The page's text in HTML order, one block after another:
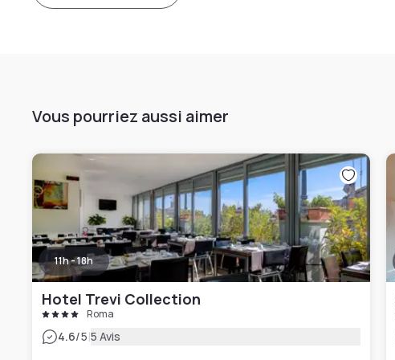
Vous pourriez aussi aimer
11h - 18h
Hotel Trevi Collection
Roma
4.6/5|5 Avis